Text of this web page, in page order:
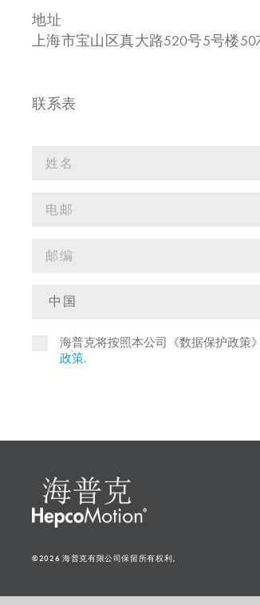
地址
上海市宝山区真大路520号5号楼
联系表
海普克将按照本公司《数据保护政策
政策.
©2026 海普克有限公司保留所有权利。